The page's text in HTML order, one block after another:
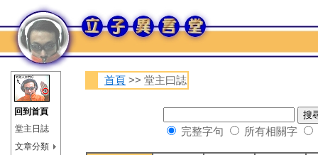
回到首頁
堂主日誌
文章分類
首頁 >> 堂主曰誌
完整字句 所有相關字